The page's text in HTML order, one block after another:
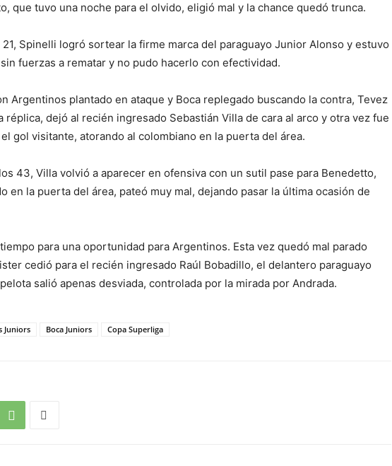
que tuvo una noche para el olvido, eligió mal y la chance quedó trunca.
Spinelli logró sortear la firme marca del paraguayo Junior Alonso y estuvo
fuerzas a rematar y no pudo hacerlo con efectividad.
Argentinos plantado en ataque y Boca replegado buscando la contra, Tevez
réplica, dejó al recién ingresado Sebastián Villa de cara al arco y otra vez fue
gol visitante, atorando al colombiano en la puerta del área.
43, Villa volvió a aparecer en ofensiva con un sutil pase para Benedetto,
en la puerta del área, pateó muy mal, dejando pasar la última ocasión de
para una oportunidad para Argentinos. Esta vez quedó mal parado
cedió para el recién ingresado Raúl Bobadillo, el delantero paraguayo
salió apenas desviada, controlada por la mirada por Andrada.
Juniors Boca Juniors Copa Superliga